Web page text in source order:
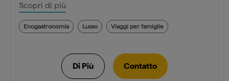
Scopri di più
Enogastronomia Lusso Viaggi per famiglie